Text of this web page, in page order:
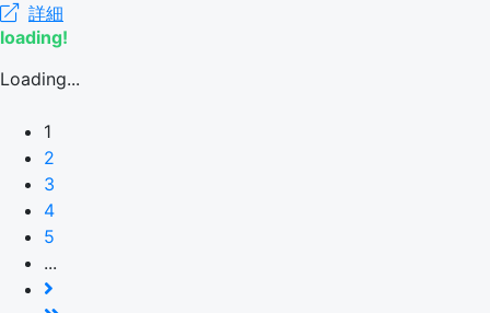
詳細
loading!
Loading...
1
2
3
4
5
...